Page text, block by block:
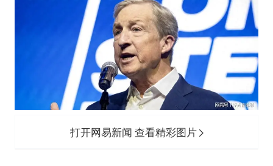
改名后的“青海拉面”店
女孩南太行山失联超11天 直击搜寻
广岛核爆81周年央视播《奥本海默》
东方之约 相约未来
打开网易新闻 查看精彩图片